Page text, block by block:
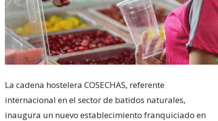
La cadena hostelera COSECHAS, referente
internacional en el sector de batidos naturales,
inaugura un nuevo establecimiento franquiciado en